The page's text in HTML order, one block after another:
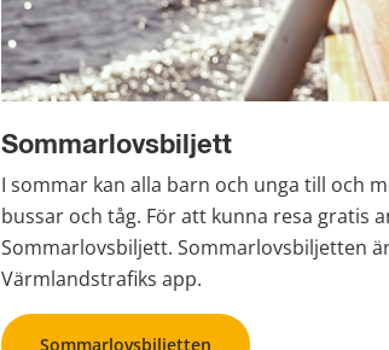
Sommarlovsbiljett
I sommar kan alla barn och unga till och
bussar och tåg. För att kunna resa gratis
Sommarlovsbiljett. Sommarlovsbiljetten
Värmlandstrafiks app.
Sommarlovsbiljetten